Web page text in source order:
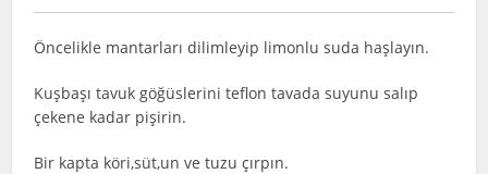
Öncelikle mantarları dilimleyip limonlu suda haşlayın.
Kuşbaşı tavuk göğüslerini teflon tavada suyunu salıp
çekene kadar pişirin.
Bir kapta köri,süt,un ve tuzu çırpın.